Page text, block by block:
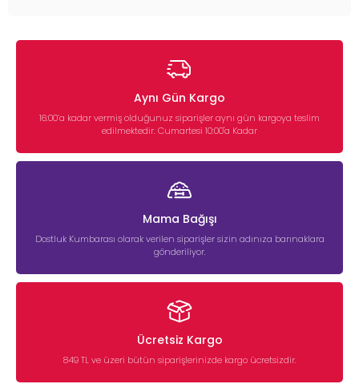
Aynı Gün Kargo
16:00’a kadar vermiş olduğunuz siparişler aynı gün kargoya teslim
edilmektedir. Cumartesi 10:00'a Kadar
Mama Bağışı
Dostluk Kumbarası olarak verilen siparişler sizin adınıza barınaklara
gönderiliyor.
Ücretsiz Kargo
849 TL ve üzeri bütün siparişlerinizde kargo ücretsizdir.